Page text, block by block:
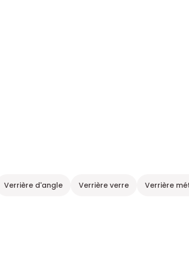
Verrière d'angle Verrière verre Verrière